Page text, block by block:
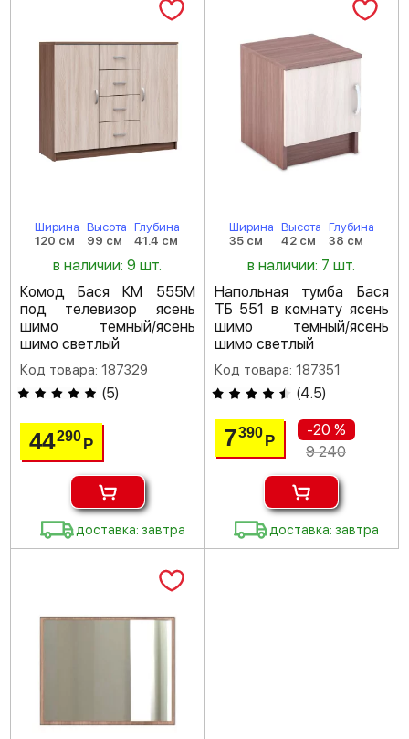
Ширина
120 см
Высота
99 см
Глубина
41.4 см
в наличии: 9 шт.
Комод Бася КМ 555М
под телевизор ясень
шимо темный/ясень
шимо светлый
Код товара: 187329
(5)
44290Р
доставка: завтра
Ширина
35 см
Высота
42 см
Глубина
38 см
в наличии: 7 шт.
Напольная тумба Бася
ТБ 551 в комнату ясень
шимо темный/ясень
шимо светлый
Код товара: 187351
(4.5)
7390 Р
-20 %
9 240
доставка: завтра